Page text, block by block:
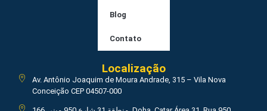
Blog
Contato
Localização
Av. Antônio Joaquim de Moura Andrade, 315 – Vila Nova
Conceição CEP 04507-000